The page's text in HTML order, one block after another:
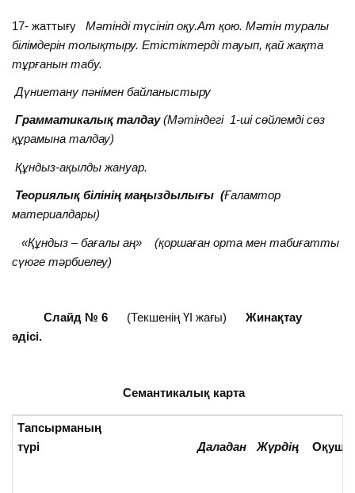
17- жаттығуМәтінді түсініп оқу.Ат қою. Мәтін туралы
білімдерін толықтыру. Етістіктерді тауып, қай жақта
тұрғанын табу.
Дүниетану пәнімен байланыстыру
Грамматикалық талдау(Мәтіндегі 1-ші сөйлемді сөз
құрамына талдау)
Құндыз-ақылды жануар.
Теориялық білінің маңыздылығы (Ғаламтор
материалдары)
«Құндыз – бағалы аң»(қоршаған орта мен табиғатты
сүюге тәрбиелеу)
Слайд № 6 (Текшенің ҮІ жағы) Жинақтау
әдісі.
Семантикалық карта
Тапсырманың
түрі
Даладан Жүрдің